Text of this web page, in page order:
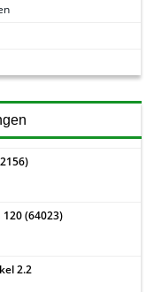
(64023)
2.2